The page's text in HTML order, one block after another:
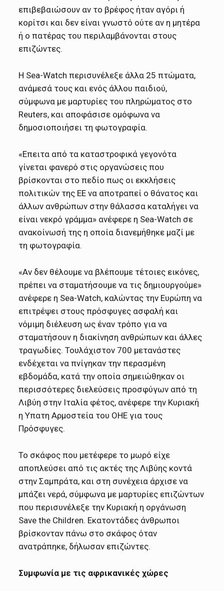
επιβεβαιώσουν αν το βρέφος ήταν αγόρι ή
κορίτσι και δεν είναι γνωστό ούτε αν η μητέρα
ή ο πατέρας του περιλαμβάνονται στους
επιζώντες.
Η Sea-Watch περισυνέλεξε άλλα 25 πτώματα,
ανάμεσά τους και ενός άλλου παιδιού,
σύμφωνα με μαρτυρίες του πληρώματος στο
Reuters, και αποφάσισε ομόφωνα να
δημοσιοποιήσει τη φωτογραφία.
«Επειτα από τα καταστροφικά γεγονότα
γίνεται φανερό στις οργανώσεις που
βρίσκονται στο πεδίο πως οι εκκλήσεις
πολιτικών της ΕΕ να αποτραπεί ο θάνατος και
άλλων ανθρώπων στην θάλασσα καταλήγει να
είναι νεκρό γράμμα» ανέφερε η Sea-Watch σε
ανακοίνωσή της η οποία διανεμήθηκε μαζί με
τη φωτογραφία.
«Αν δεν θέλουμε να βλέπουμε τέτοιες εικόνες,
πρέπει να σταματήσουμε να τις δημιουργούμε»
ανέφερε η Sea-Watch, καλώντας την Ευρώπη να
επιτρέψει στους πρόσφυγες ασφαλή και
νόμιμη διέλευση ως έναν τρόπο για να
σταματήσουν η διακίνηση ανθρώπων και άλλες
τραγωδίες. Τουλάχιστον 700 μετανάστες
ενδέχεται να πνίγηκαν την περασμένη
εβδομάδα, κατά την οποία σημειώθηκαν οι
περισσότερες διελεύσεις προσφύγων από τη
Λιβύη στην Ιταλία φέτος, ανέφερε την Κυριακή
η Υπατη Αρμοστεία του ΟΗΕ για τους
Πρόσφυγες.
Το σκάφος που μετέφερε το μωρό είχε
αποπλεύσει από τις ακτές της Λιβύης κοντά
στην Σαμπράτα, και στη συνέχεια άρχισε να
μπάζει νερά, σύμφωνα με μαρτυρίες επιζώντων
που περισυνέλεξε την Κυριακή η οργάνωση
Save the Children. Εκατοντάδες άνθρωποι
βρίσκονταν πάνω στο σκάφος όταν
ανατράπηκε, δήλωσαν επιζώντες.
Συμφωνία με τις αφρικανικές χώρες